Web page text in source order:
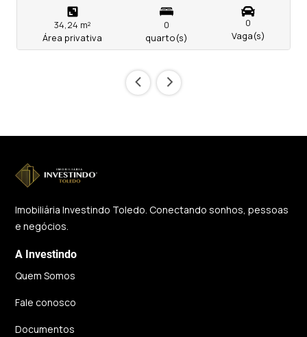
34,24 m²
Área privativa
0
quarto(s)
0
Vaga(s)
‹ ›
Imobiliária Investindo Toledo. Conectando sonhos, pessoas
e negócios.
A Investindo
Quem Somos
Fale conosco
Documentos